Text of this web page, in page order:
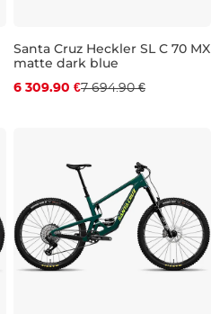
Zľava -18 %
Darček
Santa Cruz Heckler SL C 70 MX
matte dark blue
6 309.90 €7 694.90 €